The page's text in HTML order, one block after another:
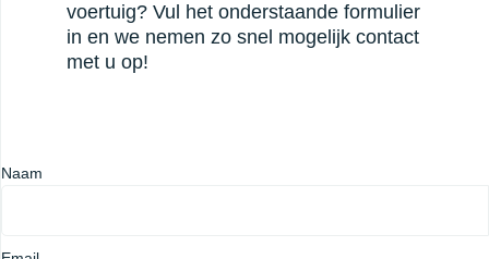
voertuig? Vul het onderstaande formulier
in en we nemen zo snel mogelijk contact
met u op!
Naam